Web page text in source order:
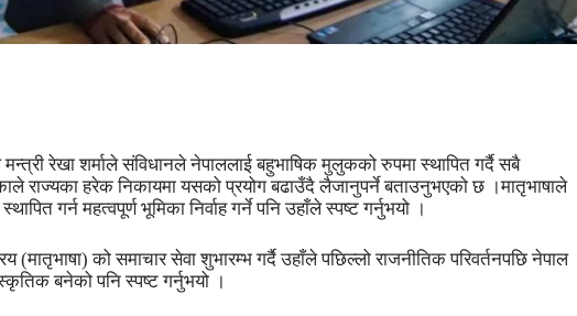
रेखा शर्माले संविधानले नेपाललाई बहुभाषिक मुलुकको रुपमा स्थापित गर्दै सबै
राज्यका हरेक निकायमा यसको प्रयोग बढाउँदै लैजानुपर्ने बताउनुभएको छ ।मातृभाषाले
गर्न महत्वपूर्ण भूमिका निर्वाह गर्ने पनि उहाँले स्पष्ट गर्नुभयो ।
(मातृभाषा) को समाचार सेवा शुभारम्भ गर्दै उहाँले पछिल्लो राजनीतिक परिवर्तनपछि नेपाल
बनेको पनि स्पष्ट गर्नुभयो ।